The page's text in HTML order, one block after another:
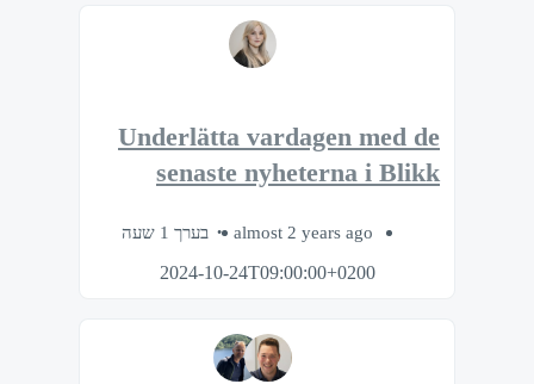
Underlätta vardagen med de
senaste nyheterna i Blikk
almost 2 years ago
בערך 1 שעה
2024-10-24T09:00:00+0200